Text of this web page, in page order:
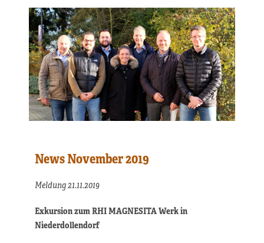
News November 2019
Meldung 21.11.2019
Exkursion zum RHI MAGNESITA Werk in
Niederdollendorf